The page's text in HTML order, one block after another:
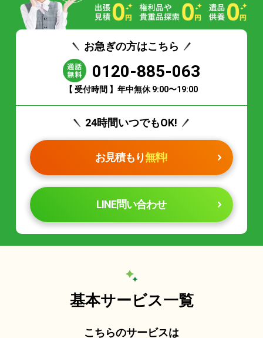
お急ぎの方はこちら
0120-885-063
【 受付時間 】年中無休 9:00〜19:00
24時間いつでもOK!
お見積もり無料!
LINE問い合わせ
基本サービス一覧
こちらのサービスは